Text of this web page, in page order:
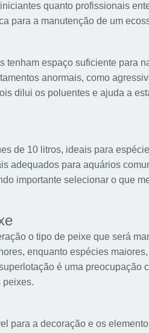
quanto profissionais
para a manutenção de um
espaço suficiente para
anormais, como
dilui os poluentes e ajuda a
de 10 litros, ideais para
adequados para aquários
importante selecionar o que
o tipo de peixe que será
enquanto espécies
é uma preocupação
peixes.
para a decoração e os